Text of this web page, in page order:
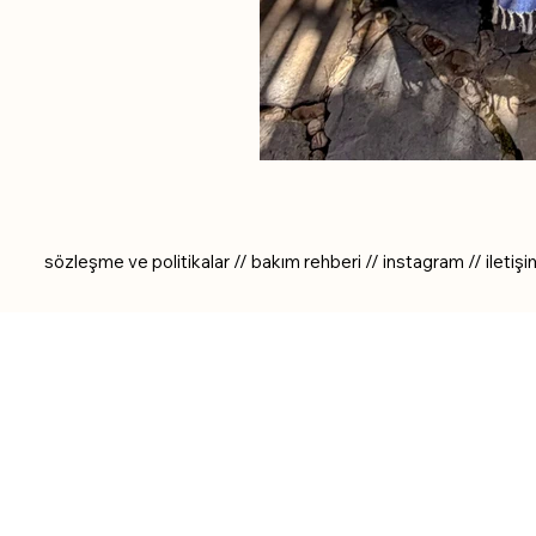
sözleşme ve politikalar // bakım rehberi //instagram //